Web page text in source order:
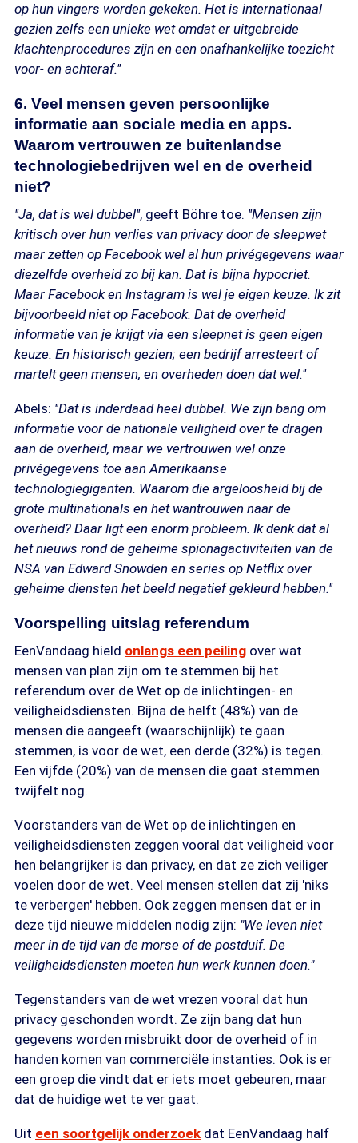
op hun vingers worden gekeken. Het is internationaal
gezien zelfs een unieke wet omdat er uitgebreide
klachtenprocedures zijn en een onafhankelijke toezicht
voor- en achteraf.''
6. Veel mensen geven persoonlijke
informatie aan sociale media en apps.
Waarom vertrouwen ze buitenlandse
technologiebedrijven wel en de overheid
niet?
''Ja, dat is wel dubbel'', geeft Böhre toe. ''Mensen zijn
kritisch over hun verlies van privacy door de sleepwet
maar zetten op Facebook wel al hun privégegevens waar
diezelfde overheid zo bij kan. Dat is bijna hypocriet.
Maar Facebook en Instagram is wel je eigen keuze. Ik zit
bijvoorbeeld niet op Facebook. Dat de overheid
informatie van je krijgt via een sleepnet is geen eigen
keuze. En historisch gezien; een bedrijf arresteert of
martelt geen mensen, en overheden doen dat wel.''
Abels: ''Dat is inderdaad heel dubbel. We zijn bang om
informatie voor de nationale veiligheid over te dragen
aan de overheid, maar we vertrouwen wel onze
privégegevens toe aan Amerikaanse
technologiegiganten. Waarom die argeloosheid bij de
grote multinationals en het wantrouwen naar de
overheid? Daar ligt een enorm probleem. Ik denk dat al
het nieuws rond de geheime spionagactiviteiten van de
NSA van Edward Snowden en series op Netflix over
geheime diensten het beeld negatief gekleurd hebben.''
Voorspelling uitslag referendum
EenVandaag hield onlangs een peiling over wat
mensen van plan zijn om te stemmen bij het
referendum over de Wet op de inlichtingen- en
veiligheidsdiensten. Bijna de helft (48%) van de
mensen die aangeeft (waarschijnlijk) te gaan
stemmen, is voor de wet, een derde (32%) is tegen.
Een vijfde (20%) van de mensen die gaat stemmen
twijfelt nog.
Voorstanders van de Wet op de inlichtingen en
veiligheidsdiensten zeggen vooral dat veiligheid voor
hen belangrijker is dan privacy, en dat ze zich veiliger
voelen door de wet. Veel mensen stellen dat zij 'niks
te verbergen' hebben. Ook zeggen mensen dat er in
deze tijd nieuwe middelen nodig zijn: "We leven niet
meer in de tijd van de morse of de postduif. De
veiligheidsdiensten moeten hun werk kunnen doen."
Tegenstanders van de wet vrezen vooral dat hun
privacy geschonden wordt. Ze zijn bang dat hun
gegevens worden misbruikt door de overheid of in
handen komen van commerciële instanties. Ook is er
een groep die vindt dat er iets moet gebeuren, maar
dat de huidige wet te ver gaat.
Uit een soortgelijk onderzoek dat EenVandaag half